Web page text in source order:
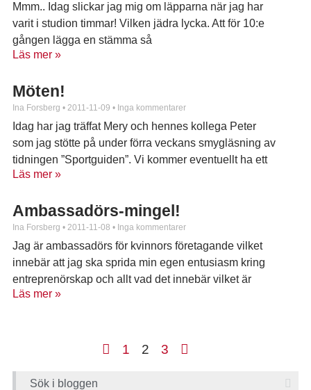
Mmm.. Idag slickar jag mig om läpparna när jag har
varit i studion timmar! Vilken jädra lycka. Att för 10:e
gången lägga en stämma så
Läs mer »
Möten!
Ina Forsberg 2011-11-09 Inga kommentarer
Idag har jag träffat Mery och hennes kollega Peter
som jag stötte på under förra veckans smygläsning av
tidningen ”Sportguiden”. Vi kommer eventuellt ha ett
Läs mer »
Ambassadörs-mingel!
Ina Forsberg 2011-11-08 Inga kommentarer
Jag är ambassadörs för kvinnors företagande vilket
innebär att jag ska sprida min egen entusiasm kring
entreprenörskap och allt vad det innebär vilket är
något
Läs mer »
1 2 3
Sök i bloggen